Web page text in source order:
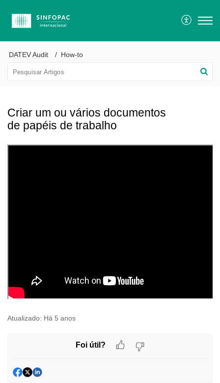
DATEV Audit How-to
Criar um ou vários documentos
de papéis de trabalho
Atualizado: Há 5 anos
Foi útil?